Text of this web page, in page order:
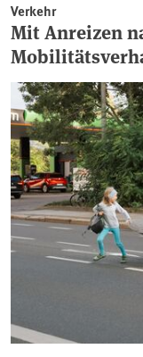
Verkehr
Mit Anreizen